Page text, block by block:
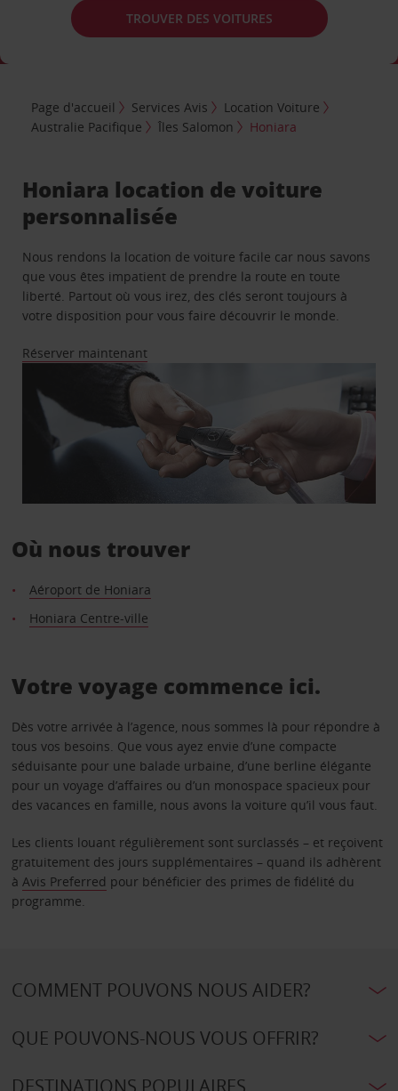
TROUVER DES VOITURES
Page d'accueil Services Avis
Location Voiture
Australie Pacifique
Îles Salomon Honiara
Honiara location de voiture
personnalisée
Nous rendons la location de voiture facile car nous savons
que vous êtes impatient de prendre la route en toute
liberté. Partout où vous irez, des clés seront toujours à
votre disposition pour vous faire découvrir le monde.
Réserver maintenant
Où nous trouver
Aéroport de Honiara
Honiara Centre-ville
Votre voyage commence ici.
Dès votre arrivée à l’agence, nous sommes là pour répondre à
tous vos besoins. Que vous ayez envie d’une compacte
séduisante pour une balade urbaine, d’une berline élégante
pour un voyage d’affaires ou d’un monospace spacieux pour
des vacances en famille, nous avons la voiture qu’il vous faut.
Les clients louant régulièrement sont surclassés – et reçoivent
gratuitement des jours supplémentaires – quand ils adhèrent
à Avis Preferred pour bénéficier des primes de fidélité du
programme.
COMMENT POUVONS NOUS AIDER?
QUE POUVONS-NOUS VOUS OFFRIR?
DESTINATIONS POPULAIRES